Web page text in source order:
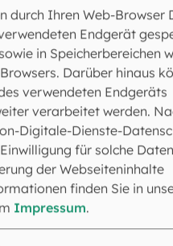
Dürgner / SMB
der Erzdiözese München
zu Papst
Wirken.
durch Ihren Web-Browser
Endgerät
in Speicherbereichen
Darüber hinaus
verwendeten Endgeräts
verarbeitet werden.
Digitale-Dienste-
für solche
der Webseiteninhalte
finden Sie in
Impressum.